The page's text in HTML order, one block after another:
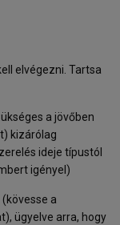
elvégezni. Tartsa
a jövőben
kizárólag
ideje típustól
igényel)
a
ügyelve arra, hogy